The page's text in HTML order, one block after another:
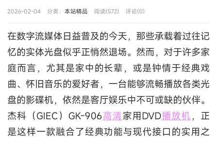
2026-02-04 分类： 本站精品 阅读(572) 评论(0)
在数字流媒体日益普及的今天，那些承载着过往记
忆的实体光盘似乎正悄然退场。然而，对于许多家
庭而言，尤其是家中的长辈，或是钟情于经典戏
曲、怀旧音乐的爱好者，一台能够流畅播放各类光
盘的影碟机，依然是客厅娱乐中不可或缺的伙伴。
杰科（GIEC）GK-906高清家用DVD播放机 ，正
是这样一款融合了经典功能与现代接口的实用之